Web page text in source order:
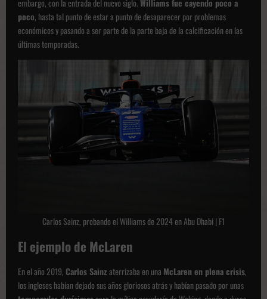
poco, hasta tal punto de estar a punto de desaparecer por problemas
económicos y pasando a ser parte de la parte baja de la calcificación en las
últimas temporadas.
Carlos Sainz, probando el Williams de 2024 en Abu Dhabi | F1
El ejemplo de McLaren
En el año 2019, Carlos Sainzaterrizaba en una McLaren en plena crisis,
los ingleses habían dejado sus años gloriosos atrás y habían pasado por unas